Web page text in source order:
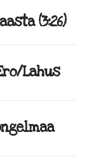
(3:26)
Lahus